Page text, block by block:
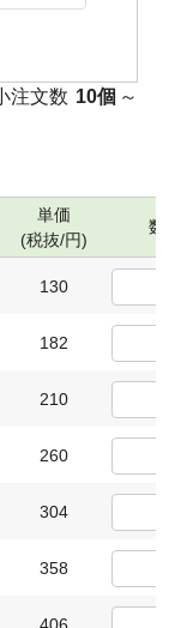
注文数 10個 ～
単価
(税抜/円)
数
130
182
210
260
304
358